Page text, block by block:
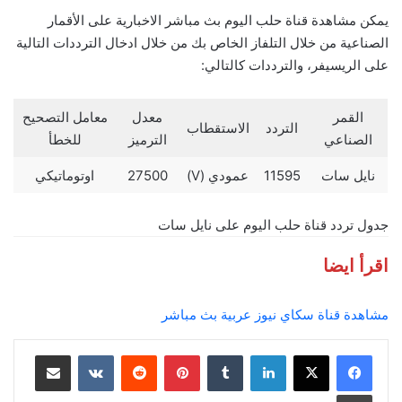
يمكن مشاهدة قناة حلب اليوم بث مباشر الاخبارية على الأقمار
الصناعية من خلال التلفاز الخاص بك من خلال ادخال الترددات التالية
على الريسيفر، والترددات كالتالي:
القمر
الصناعي
التردد الاستقطاب
معدل
الترميز
معامل التصحيح
للخطأ
نايل سات 11595 عمودي (V) 27500 اوتوماتيكي
جدول تردد قناة حلب اليوم على نايل سات
اقرأ ايضا
مشاهدة قناة سكاي نيوز عربية بث مباشر
لينكدإن بينتيريست مشاركة عبر البريد
طباعة